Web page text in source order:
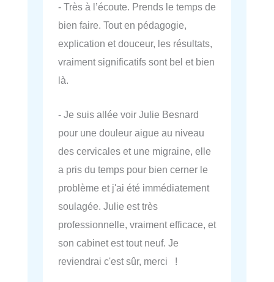
- Très à l’écoute. Prends le temps de
bien faire. Tout en pédagogie,
explication et douceur, les résultats,
vraiment significatifs sont bel et bien
là.
- Je suis allée voir Julie Besnard
pour une douleur aigue au niveau
des cervicales et une migraine, elle
a pris du temps pour bien cerner le
problème et j'ai été immédiatement
soulagée. Julie est très
professionnelle, vraiment efficace, et
son cabinet est tout neuf. Je
reviendrai c'est sûr, merci !